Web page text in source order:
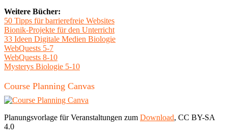
Weitere Bücher:
50 Tipps für barrierefreie Websites
Bionik-Projekte für den Unterricht
33 Ideen Digitale Medien Biologie
WebQuests 5-7
WebQuests 8-10
Mysterys Biologie 5-10
Course Planning Canvas
Planungsvorlage für Veranstaltungen zum Download, CC BY-SA
4.0